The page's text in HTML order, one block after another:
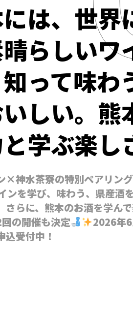
は、世界
らしいワ
って味わ
しい。熊
学ぶ楽し
×神水茶寮の特別ペアリン
ンを学び、味わう、県産酒
さらに、熊本のお酒を学ん
の開催も決定
2026年
込受付中！